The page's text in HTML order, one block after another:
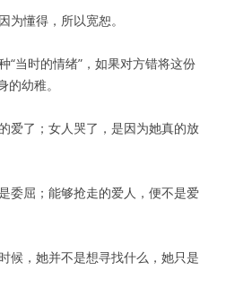
为懂得，所以宽恕。
“当时的情绪”，如果对方错将这份
幼稚。
爱了；女人哭了，是因为她真的放
委屈；能够抢走的爱人，便不是爱
候，她并不是想寻找什么，她只是